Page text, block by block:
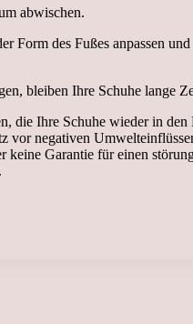
abwischen.
Form des Fußes anpassen
bleiben Ihre Schuhe lange
die Ihre Schuhe wieder in
vor negativen
keine Garantie für einen